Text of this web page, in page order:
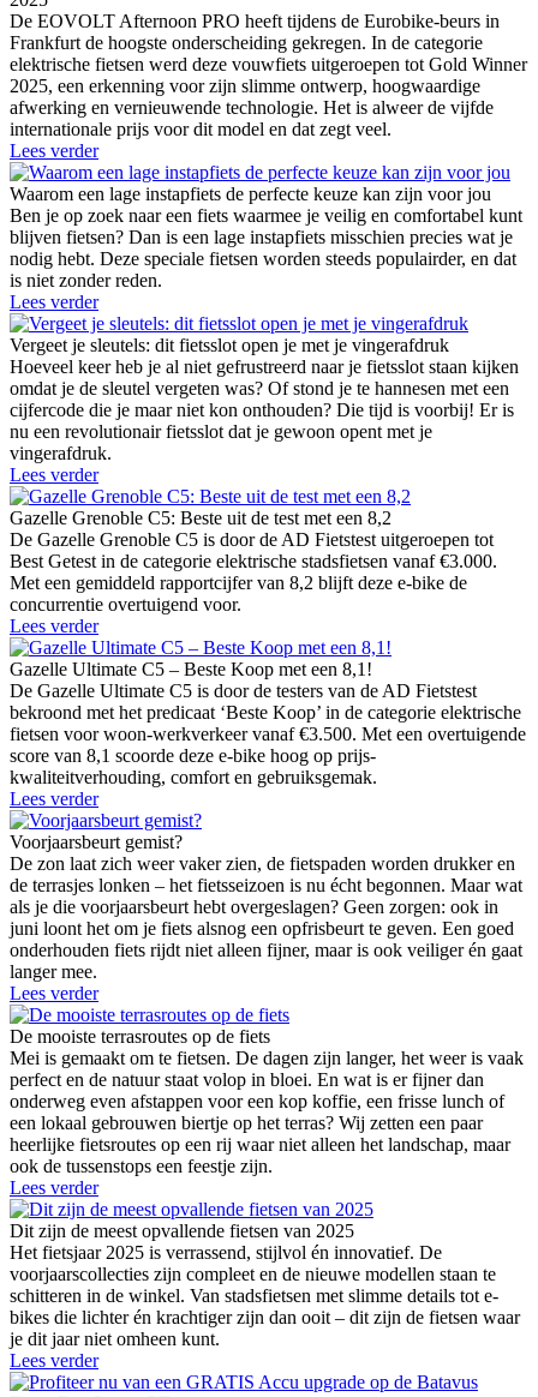
De EOVOLT Afternoon PRO heeft tijdens de Eurobike-beurs in
Frankfurt de hoogste onderscheiding gekregen. In de categorie
elektrische fietsen werd deze vouwfiets uitgeroepen tot Gold Winner
2025, een erkenning voor zijn slimme ontwerp, hoogwaardige
afwerking en vernieuwende technologie. Het is alweer de vijfde
internationale prijs voor dit model en dat zegt veel.
Lees verder
Waarom een lage instapfiets de perfecte keuze kan zijn voor jou
Ben je op zoek naar een fiets waarmee je veilig en comfortabel kunt
blijven fietsen? Dan is een lage instapfiets misschien precies wat je
nodig hebt. Deze speciale fietsen worden steeds populairder, en dat
is niet zonder reden.
Lees verder
Vergeet je sleutels: dit fietsslot open je met je vingerafdruk
Hoeveel keer heb je al niet gefrustreerd naar je fietsslot staan kijken
omdat je de sleutel vergeten was? Of stond je te hannesen met een
cijfercode die je maar niet kon onthouden? Die tijd is voorbij! Er is
nu een revolutionair fietsslot dat je gewoon opent met je
vingerafdruk.
Lees verder
Gazelle Grenoble C5: Beste uit de test met een 8,2
De Gazelle Grenoble C5 is door de AD Fietstest uitgeroepen tot
Best Getest in de categorie elektrische stadsfietsen vanaf €3.000.
Met een gemiddeld rapportcijfer van 8,2 blijft deze e-bike de
concurrentie overtuigend voor.
Lees verder
Gazelle Ultimate C5 – Beste Koop met een 8,1!
De Gazelle Ultimate C5 is door de testers van de AD Fietstest
bekroond met het predicaat ‘Beste Koop’ in de categorie elektrische
fietsen voor woon-werkverkeer vanaf €3.500. Met een overtuigende
score van 8,1 scoorde deze e-bike hoog op prijs-
kwaliteitverhouding, comfort en gebruiksgemak.
Lees verder
Voorjaarsbeurt gemist?
De zon laat zich weer vaker zien, de fietspaden worden drukker en
de terrasjes lonken – het fietsseizoen is nu écht begonnen. Maar wat
als je die voorjaarsbeurt hebt overgeslagen? Geen zorgen: ook in
juni loont het om je fiets alsnog een opfrisbeurt te geven. Een goed
onderhouden fiets rijdt niet alleen fijner, maar is ook veiliger én gaat
langer mee.
Lees verder
De mooiste terrasroutes op de fiets
Mei is gemaakt om te fietsen. De dagen zijn langer, het weer is vaak
perfect en de natuur staat volop in bloei. En wat is er fijner dan
onderweg even afstappen voor een kop koffie, een frisse lunch of
een lokaal gebrouwen biertje op het terras? Wij zetten een paar
heerlijke fietsroutes op een rij waar niet alleen het landschap, maar
ook de tussenstops een feestje zijn.
Lees verder
Dit zijn de meest opvallende fietsen van 2025
Het fietsjaar 2025 is verrassend, stijlvol én innovatief. De
voorjaarscollecties zijn compleet en de nieuwe modellen staan te
schitteren in de winkel. Van stadsfietsen met slimme details tot e-
bikes die lichter én krachtiger zijn dan ooit – dit zijn de fietsen waar
je dit jaar niet omheen kunt.
Lees verder